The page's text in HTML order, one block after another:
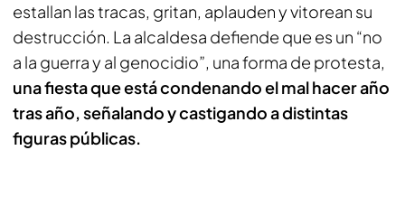
estallan las tracas, gritan, aplauden y vitorean su
destrucción. La alcaldesa defiende que es un “no
a la guerra y al genocidio”, una forma de protesta,
una fiesta que está condenando el mal hacer año
tras año, señalando y castigando a distintas
figuras públicas.